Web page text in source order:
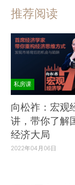
推荐阅读
私房课
向松祚：宏观
讲，带你了解
经济大局
2022年04月06日